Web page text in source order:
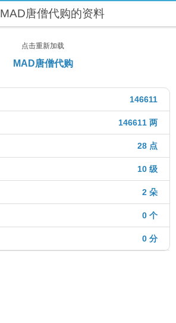
MAD唐僧代购的资料
点击重新加载
MAD唐僧代购
146611
146611 两
28 点
10 级
2 朵
0 个
0 分